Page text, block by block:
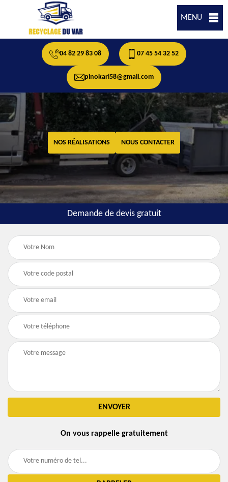
MENU
04 82 29 83 08 07 45 54 32 52
pinokarl58@gmail.com
NOS RÉALISATIONS NOUS CONTACTER
Demande de devis gratuit
On vous rappelle gratuitement